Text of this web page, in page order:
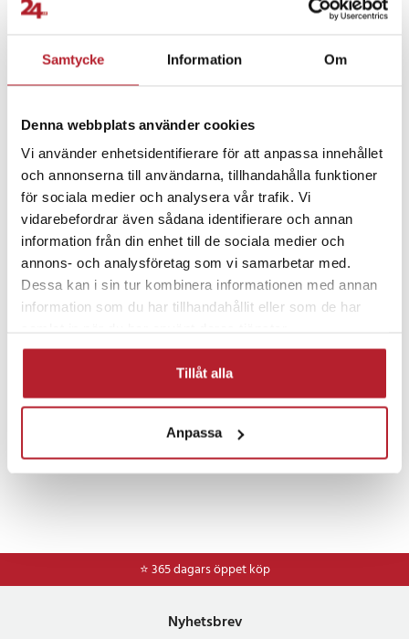
Samtycke Information Om
Denna webbplats använder cookies
Vi använder enhetsidentifierare för att anpassa innehållet
och annonserna till användarna, tillhandahålla funktioner
för sociala medier och analysera vår trafik. Vi
vidarebefordrar även sådana identifierare och annan
information från din enhet till de sociala medier och
annons- och analysföretag som vi samarbetar med.
Dessa kan i sin tur kombinera informationen med annan
information som du har tillhandahållit eller som de har
Tillåt alla
Anpassa
Fortsätt att fynda
Trädgård & balkong Plantering & anläggning
⭐ 365 dagars öppet köp
Nyhetsbrev